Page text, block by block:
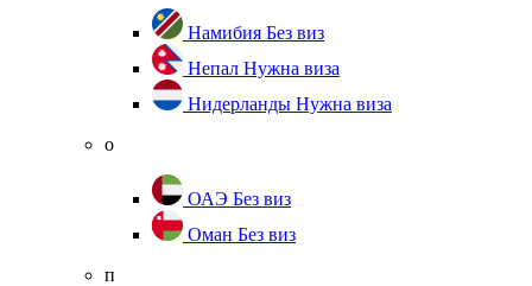
Намибия Без виз
Непал Нужна виза
Нидерланды Нужна виза
о
ОАЭ Без виз
Оман Без виз
п